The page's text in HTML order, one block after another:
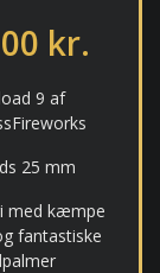
kr.
9 af
25 mm
med kæmpe
fantastiske